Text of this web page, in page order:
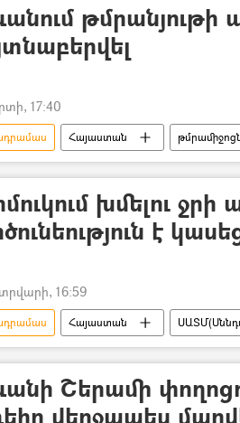
17:40
Հայաստան
Տեսանյութեր
խմելու
է
16:59
Հայաստան
Շերամի
վերջապես